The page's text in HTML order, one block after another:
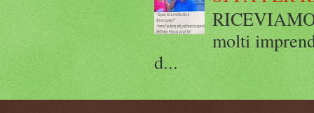
molti
d...